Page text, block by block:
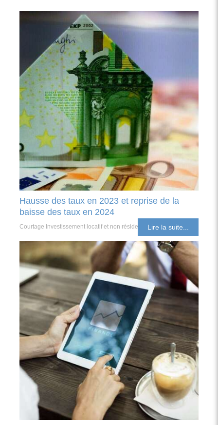
Hausse des taux en 2023 et reprise de la
baisse des taux en 2024
Courtage Investissement locatif et non résident Lire la suite...